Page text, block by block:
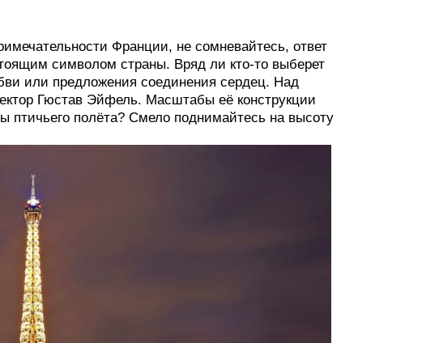
Франции, не сомневайтесь, ответ
символом страны. Вряд ли кто-то выберет
или предложения соединения сердец. Над
Гюстав Эйфель. Масштабы её конструкции
полёта? Смело поднимайтесь на высоту